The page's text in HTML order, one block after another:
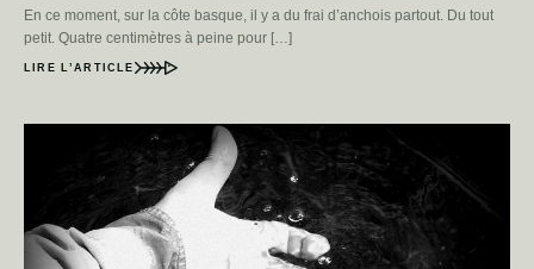
En ce moment, sur la côte basque, il y a du frai d’anchois partout. Du tout
petit. Quatre centimètres à peine pour […]
LIRE L’ARTICLE